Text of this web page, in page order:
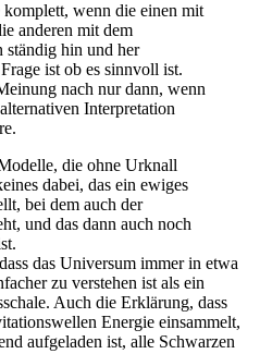
wenn die einen mit
anderen mit dem
ständig hin und her
ist ob es sinnvoll ist.
nach nur dann, wenn
Interpretation
die ohne Urknall
dabei, das ein ewiges
bei dem auch der
und das dann auch noch
das Universum immer in etwa
zu verstehen ist als ein
Auch die Erklärung, dass
Energie einsammelt,
aufgeladen ist, alle Schwarzen